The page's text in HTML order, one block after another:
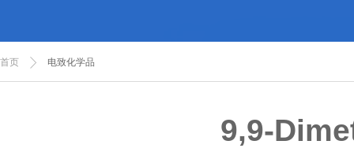
首页 电致化学品
9,9-